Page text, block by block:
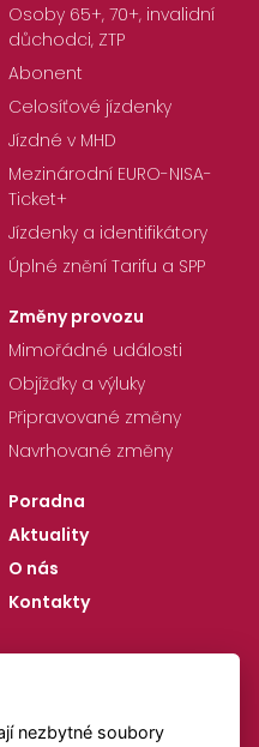
Osoby 65+, 70+, invalidní
důchodci, ZTP
Abonent
Celosíťové jízdenky
Jízdné v MHD
Mezinárodní EURO-NISA-
Ticket+
Jízdenky a identifikátory
Úplné znění Tarifu a SPP
Změny provozu
Mimořádné události
Objížďky a výluky
Připravované změny
Navrhované změny
Poradna
Aktuality
O nás
Kontakty
nezbytné soubory